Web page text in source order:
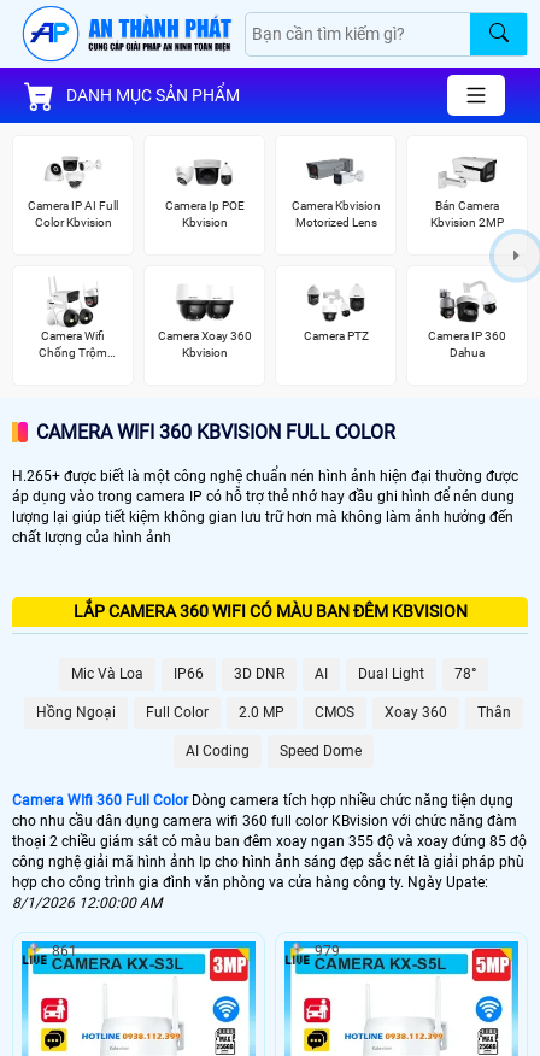
DANH MỤC SẢN PHẨM
Camera IP AI Full
Color Kbvision
Camera Ip POE
Kbvision
Camera Kbvision
Motorized Lens
Bán Camera
Kbvision 2MP
Camera Wifi
Chống Trộm
Camera Xoay 360
Kbvision
Camera PTZ
Camera IP 360
Dahua
CAMERA WIFI 360 KBVISION FULL COLOR
H.265+ được biết là một công nghệ chuẩn nén hình ảnh hiện đại thường được
áp dụng vào trong camera IP có hỗ trợ thẻ nhớ hay đầu ghi hình để nén dung
lượng lại giúp tiết kiệm không gian lưu trữ hơn mà không làm ảnh hưởng đến
chất lượng của hình ảnh
LẮP CAMERA 360 WIFI CÓ MÀU BAN ĐÊM KBVISION
Mic Và Loa IP66 3D DNR AI Dual Light 78°
Hồng Ngoại Full Color 2.0 MP CMOS Xoay 360 Thân
AI Coding Speed Dome
Camera WIfi 360 Full ColorDòng camera tích hợp nhiều chức năng tiện dụng
cho nhu cầu dân dụng camera wifi 360 full color KBvision với chức năng đàm
thoại 2 chiều giám sát có màu ban đêm xoay ngan 355 độ và xoay đứng 85 độ
công nghệ giải mã hình ảnh Ip cho hình ảnh sáng đẹp sắc nét là giải pháp phù
hợp cho công trình gia đình văn phòng va cửa hàng công ty. Ngày Upate:
8/1/2026 12:00:00 AM
861 979